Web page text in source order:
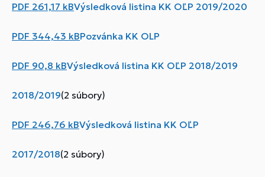
PDF 261,17 kBVýsledková listina KK OĽP 2019/2020
PDF 344,43 kBPozvánka KK OLP
PDF 90,8 kBVýsledková listina KK OĽP 2018/2019
2018/2019(2 súbory)
PDF 246,76 kBVýsledková listina KK OĽP
2017/2018(2 súbory)